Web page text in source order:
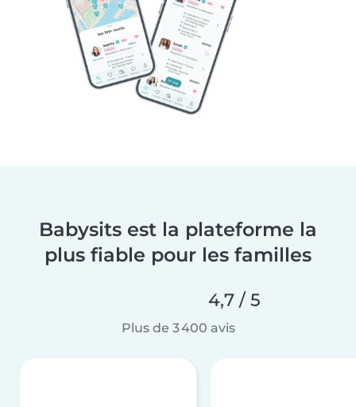
Babysits est la plateforme la
plus fiable pour les familles
4,7 / 5
Plus de 3 400 avis